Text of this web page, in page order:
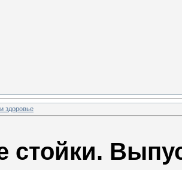
здоровье
стойки.